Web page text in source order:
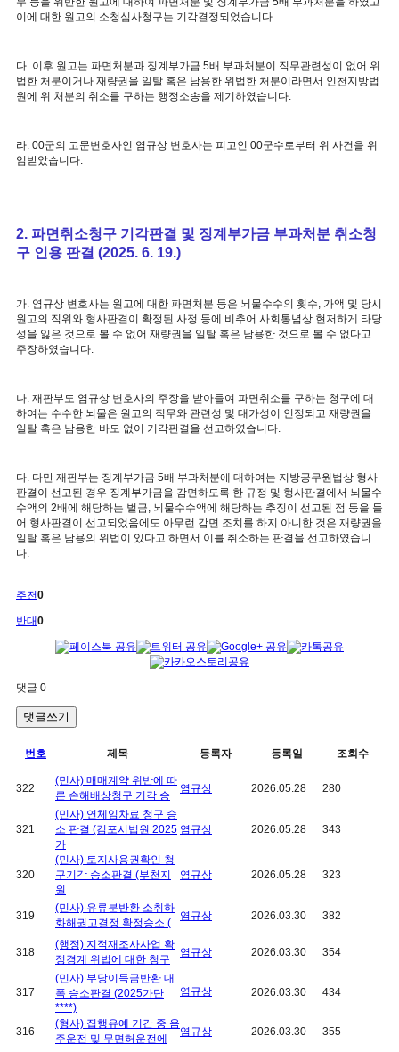
이에 대한 원고의 소청심사청구는 기각결정되었습니다.
다. 이후 원고는 파면처분과 징계부가금 5배 부과처분이 직무관련성이 없어 위
법한 처분이거나 재량권을 일탈 혹은 남용한 위법한 처분이라면서 인천지방법
원에 위 처분의 취소를 구하는 행정소송을 제기하였습니다.
라. 00군의 고문변호사인 염규상 변호사는 피고인 00군수로부터 위 사건을 위
임받았습니다.
2. 파면취소청구 기각판결 및 징계부가금 부과처분 취소청
구 인용 판결 (2025. 6. 19.)
가. 염규상 변호사는 원고에 대한 파면처분 등은 뇌물수수의 횟수, 가액 및 당시
원고의 직위와 형사판결이 확정된 사정 등에 비추어 사회통념상 현저하게 타당
성을 잃은 것으로 볼 수 없어 재량권을 일탈 혹은 남용한 것으로 볼 수 없다고
주장하였습니다.
나. 재판부도 염규상 변호사의 주장을 받아들여 파면취소를 구하는 청구에 대
하여는 수수한 뇌물은 원고의 직무와 관련성 및 대가성이 인정되고 재량권을
일탈 혹은 남용한 바도 없어 기각판결을 선고하였습니다.
다. 다만 재판부는 징계부가금 5배 부과처분에 대하여는 지방공무원법상 형사
판결이 선고된 경우 징계부가금을 감면하도록 한 규정 및 형사판결에서 뇌물수
수액의 2배에 해당하는 벌금, 뇌물수수액에 해당하는 추징이 선고된 점 등을 들
어 형사판결이 선고되었음에도 아무런 감면 조치를 하지 아니한 것은 재량권을
일탈 혹은 남용의 위법이 있다고 하면서 이를 취소하는 판결을 선고하였습니
다.
추천0
반대0
댓글 0
댓글쓰기
번호 제목 등록자 등록일 조회수
322
(민사) 매매계약 위반에 따
른 손해배상청구 기각 승
염규상 2026.05.28 280
321
(민사) 연체임차료 청구 승
소 판결 (김포시법원 2025
가
염규상 2026.05.28 343
320
(민사) 토지사용권확인 청
구기각 승소판결 (부천지
원
염규상 2026.05.28 323
319
(민사) 유류분반환 소취하
화해권고결정 확정승소 (
염규상 2026.03.30 382
318
(행정) 지적재조사사업 확
정경계 위법에 대한 청구
염규상 2026.03.30 354
317
(민사) 부당이득금반환 대
폭 승소판결 (2025가단
****)
염규상 2026.03.30 434
316
(형사) 집행유예 기간 중 음
주운전 및 무면허운전에
염규상 2026.03.30 355